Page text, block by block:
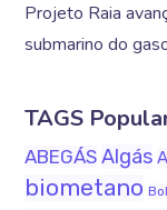
Projeto Raia
submarino do
TAGS
ABEGÁS Algás
biometano